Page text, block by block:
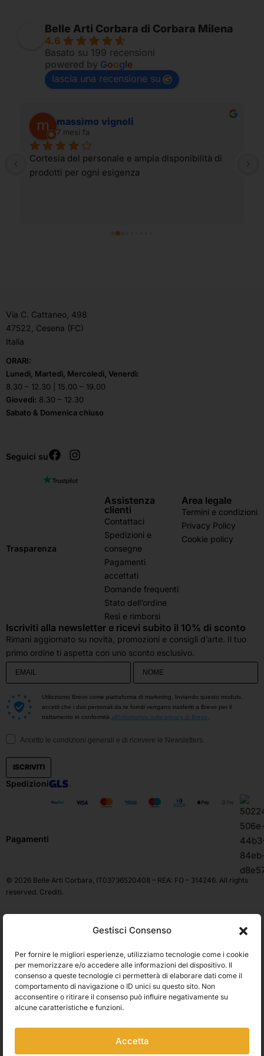
Gestisci Consenso
Per fornire le migliori esperienze, utilizziamo tecnologie come i cookie
per memorizzare e/o accedere alle informazioni del dispositivo. Il
consenso a queste tecnologie ci permetterà di elaborare dati come il
comportamento di navigazione o ID unici su questo sito. Non
acconsentire o ritirare il consenso può influire negativamente su
alcune caratteristiche e funzioni.
Accetta
Belle Arti Corbara di Corbara Milena
4.6
Basato su 199 recensioni
powered by Google
lascia una recensione su
massimo vignoli
7 mesi fa
Cortesia del personale e ampia disponibilità di
prodotti per ogni esigenza
Via C. Cattaneo, 498
47522, Cesena (FC)
Italia
ORARI:
Lunedì, Martedì, Mercoledì, Venerdì:
8.30 – 12.30 | 15.00 – 19.00
Giovedì: 8.30 – 12.30
Sabato & Domenica chiuso
Seguici su
Trasparenza
Assistenza
clienti
Contattaci
Spedizioni e
consegne
Pagamenti
accettati
Domande frequenti
Stato dell’ordine
Resi e rimborsi
Area legale
Termini e condizioni
Privacy Policy
Cookie policy
Iscriviti alla newsletter e ricevi subito il 10% di sconto
Rimani aggiornato su novità, promozioni e consigli d’arte. Il tuo
primo ordine ti aspetta con uno sconto esclusivo.
Utilizziamo Brevo come piattaforma di marketing. Inviando questo modulo,
accetti che i dati personali da te forniti vengano trasferiti a Brevo per il
trattamento in conformità all'Informativa sulla privacy di Brevo.
Accetto le condizioni generali e di ricevere le Newsletters.
ISCRIVITI
Spedizioni
Pagamenti
© 2026 Belle Arti Corbara, IT03736520408 – REA: FO – 314246. All rights
reserved. Crediti